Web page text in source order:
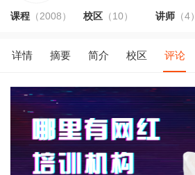
课程 （2008） 校区（10） 讲师 （4）
详情 摘要 简介 校区 评论